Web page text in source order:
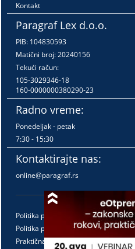
Kontakt
Paragraf Lex d.o.o.
PIB: 104830593
Matični broj: 20240156
Tekući račun:
105-3029346-18
160-0000000380290-23
Radno vreme:
Ponedeljak - petak
7:30 - 15:30
Kontaktirajte nas:
online@paragraf.rs
Politika privatnosti
Politika pružanja usluga
Praktična pravila pružanja usluga